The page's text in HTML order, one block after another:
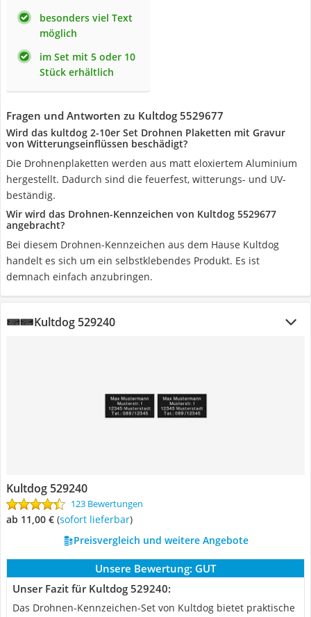
besonders viel Text
möglich
im Set mit 5 oder 10
Stück erhältlich
Fragen und Antworten zu Kultdog 5529677
Wird das kultdog 2-10er Set Drohnen Plaketten mit Gravur
von Witterungseinflüssen beschädigt?
Die Drohnenplaketten werden aus matt eloxiertem Aluminium
hergestellt. Dadurch sind die feuerfest, witterungs- und UV-
beständig.
Wir wird das Drohnen-Kennzeichen von Kultdog 5529677
angebracht?
Bei diesem Drohnen-Kennzeichen aus dem Hause Kultdog
handelt es sich um ein selbstklebendes Produkt. Es ist
demnach einfach anzubringen.
Kultdog 529240
Kultdog 529240
123 Bewertungen
ab 11,00 € ( Sofort lieferbar)
Preisvergleich und weitere Angebote
Unsere Bewertung: GUT
Unser Fazit für Kultdog 529240:
Das Drohnen-Kennzeichen-Set von Kultdog bietet praktische